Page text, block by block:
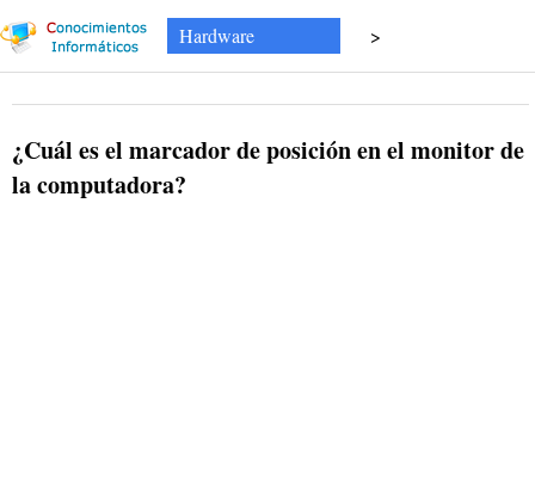
Hardware >
¿Cuál es el marcador de posición en el monitor de
la computadora?